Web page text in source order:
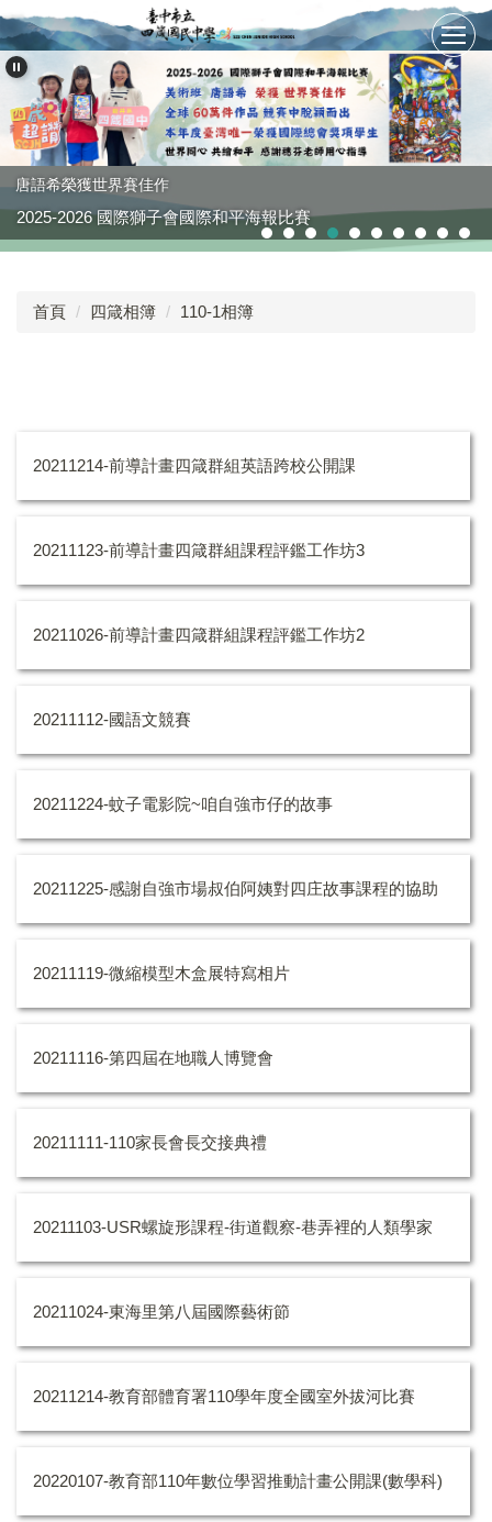
跳
到
主
內
容
唐語希榮獲世界賽佳作
2025-2026 國際獅子會國際和平海報比賽
首頁 四箴相簿 110-1相簿
20211214-前導計畫四箴群組英語跨校公開課
20211123-前導計畫四箴群組課程評鑑工作坊3
20211026-前導計畫四箴群組課程評鑑工作坊2
20211112-國語文競賽
20211224-蚊子電影院~咱自強市仔的故事
20211225-感謝自強市場叔伯阿姨對四庄故事課程的協助
20211119-微縮模型木盒展特寫相片
20211116-第四屆在地職人博覽會
20211111-110家長會長交接典禮
20211103-USR螺旋形課程-街道觀察-巷弄裡的人類學家
20211024-東海里第八屆國際藝術節
20211214-教育部體育署110學年度全國室外拔河比賽
20220107-教育部110年數位學習推動計畫公開課(數學科)